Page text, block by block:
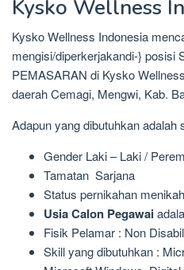
Kysko Wellness
Kysko Wellness Indonesia
mengisi/diperkerjakandi-} posisi
PEMASARAN di Kysko
daerah Cemagi, Mengwi, Kab.
Adapun yang dibutuhkan adalah
Gender Laki – Laki /
Tamatan Sarjana
Status pernikahan
Usia Calon Pegawai
Fisik Pelamar : Non
Skill yang dibutuhkan :